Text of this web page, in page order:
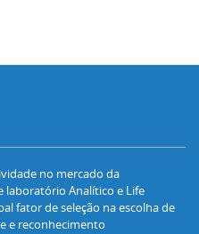
no mercado da
laboratório Analítico e Life
fator de seleção na escolha de
e reconhecimento